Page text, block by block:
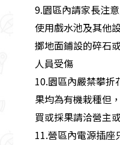
9.園區內請家長注
使用戲水池及其他
擲地面鋪設的碎石
人員受傷
10.園區內嚴禁攀折
果均為有機栽種但
買或採果請洽營主
11.營區內電源插座